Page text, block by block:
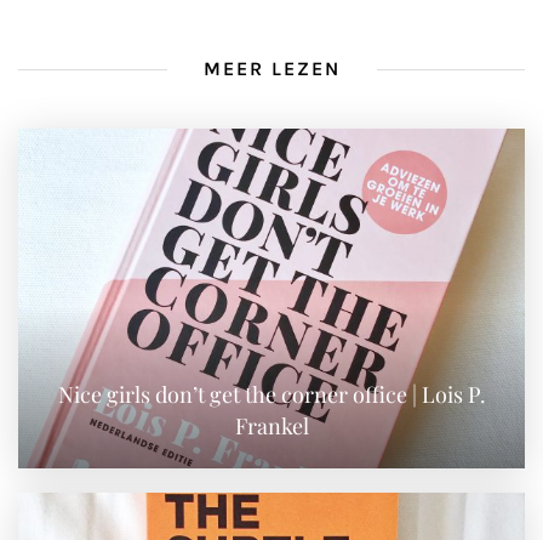
MEER LEZEN
Nice girls don’t get the corner office | Lois P.
Frankel